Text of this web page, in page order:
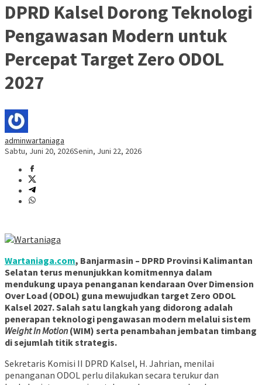
DPRD Kalsel Dorong Teknologi
Pengawasan Modern untuk
Percepat Target Zero ODOL
2027
adminwartaniaga
Sabtu, Juni 20, 2026Senin, Juni 22, 2026
Wartaniaga.com, Banjarmasin – DPRD Provinsi Kalimantan
Selatan terus menunjukkan komitmennya dalam
mendukung upaya penanganan kendaraan Over Dimension
Over Load (ODOL) guna mewujudkan target Zero ODOL
Kalsel 2027. Salah satu langkah yang didorong adalah
penerapan teknologi pengawasan modern melalui sistem
Weight In Motion(WIM) serta penambahan jembatan timbang
di sejumlah titik strategis.
Sekretaris Komisi II DPRD Kalsel, H. Jahrian, menilai
penanganan ODOL perlu dilakukan secara terukur dan